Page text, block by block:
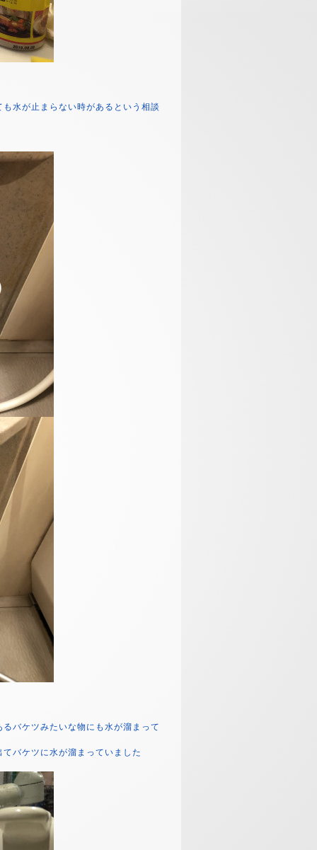
水が止まらない時があるという相談
バケツみたいな物にも水が溜まって
バケツに水が溜まっていました